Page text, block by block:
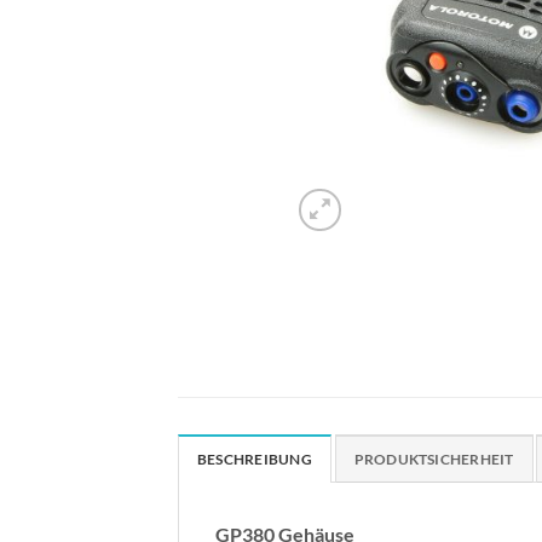
BESCHREIBUNG PRODUKTSICHERHEIT
GP380 Gehäuse